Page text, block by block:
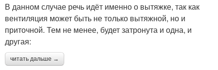
В данном случае речь идёт именно о вытяжке, так как
вентиляция может быть не только вытяжной, но и
приточной. Тем не менее, будет затронута и одна, и
другая:
читать дальше →